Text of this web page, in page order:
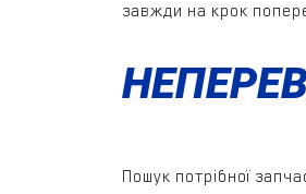
завжди на крок
Пошук потрібної